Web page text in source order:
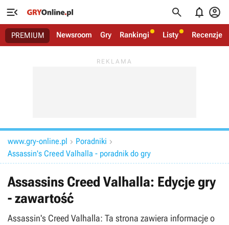
   
PREMIUM Newsroom Gry Rankingi Listy Recenzje
www.gry-online.pl  Poradniki 
Assassin's Creed Valhalla - poradnik do gry
Assassins Creed Valhalla: Edycje gry
- zawartość
Assassin's Creed Valhalla: Ta strona zawiera informacje o